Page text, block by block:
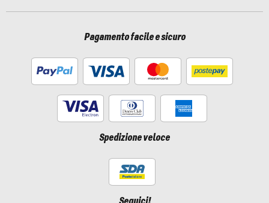
Pagamento facile e sicuro
Spedizione veloce